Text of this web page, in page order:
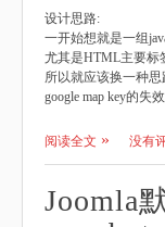
设计思路:
一开始想就是一组
尤其是HTML主要标
所以就应该换一种
google map key的失
阅读全文 没有
Joomla